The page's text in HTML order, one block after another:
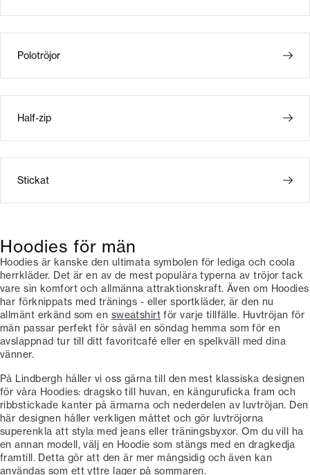
Polotröjor
Half-zip
Stickat
Hoodies för män
Hoodies är kanske den ultimata symbolen för lediga och coola
herrkläder. Det är en av de mest populära typerna av tröjor tack
vare sin komfort och allmänna attraktionskraft. Även om Hoodies
har förknippats med tränings - eller sportkläder, är den nu
allmänt erkänd som en sweatshirt för varje tillfälle. Huvtröjan för
män passar perfekt för såväl en söndag hemma som för en
avslappnad tur till ditt favoritcafé eller en spelkväll med dina
vänner.
På Lindbergh håller vi oss gärna till den mest klassiska designen
för våra Hoodies: dragsko till huvan, en känguruficka fram och
ribbstickade kanter på ärmarna och nederdelen av luvtröjan. Den
här designen håller verkligen måttet och gör luvtröjorna
superenkla att styla med jeans eller träningsbyxor. Om du vill ha
en annan modell, välj en Hoodie som stängs med en dragkedja
framtill. Detta gör att den är mer mångsidig och även kan
användas som ett yttre lager på sommaren.